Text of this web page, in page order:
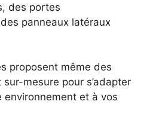
des portes
panneaux latéraux
proposent même des
mesure pour s’adapter
et à vos